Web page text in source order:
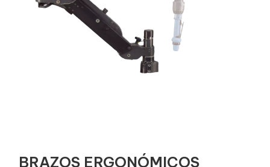
BRAZOS ERGONÓMICOS